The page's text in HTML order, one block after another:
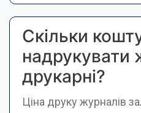
Скільки
надрукувати
друкарні?
Ціна друку журналів